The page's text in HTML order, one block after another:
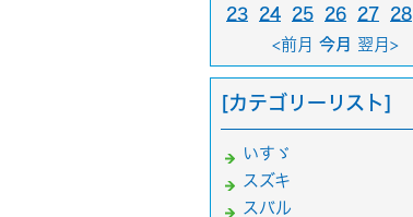
23
24 25 26 27
28
<前月 今月 翌月>
[カテゴリーリスト]
いすゞ
スズキ
スバル